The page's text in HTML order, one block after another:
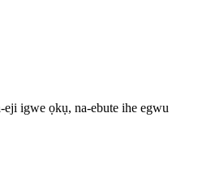
igwe ọkụ, na-ebute ihe egwu